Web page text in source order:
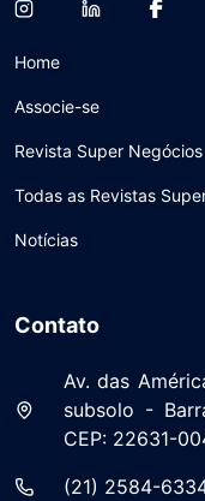
Home
Associe-se
Revista Super Negócios
Todas as Revistas
Notícias
Contato
Av. das
subsolo -
CEP: 22631-
(21) 2584-